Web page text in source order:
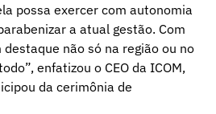
possa exercer com autonomia
a atual gestão. Com
não só na região ou no
enfatizou o CEO da ICOM,
da cerimônia de